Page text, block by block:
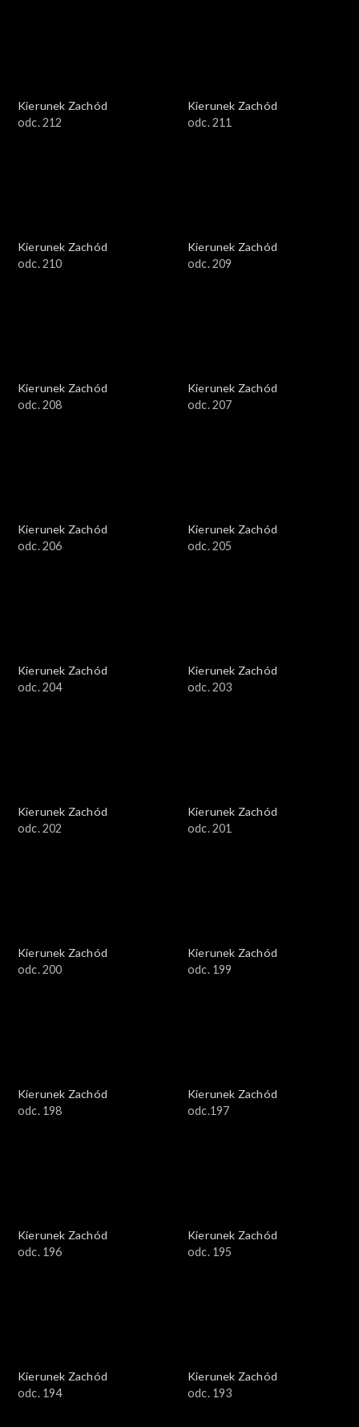
Kierunek Zachód
odc. 212
Kierunek Zachód
odc. 211
Kierunek Zachód
odc. 210
Kierunek Zachód
odc. 209
Kierunek Zachód
odc. 208
Kierunek Zachód
odc. 207
Kierunek Zachód
odc. 206
Kierunek Zachód
odc. 205
Kierunek Zachód
odc. 204
Kierunek Zachód
odc. 203
Kierunek Zachód
odc. 202
Kierunek Zachód
odc. 201
Kierunek Zachód
odc. 200
Kierunek Zachód
odc. 199
Kierunek Zachód
odc. 198
Kierunek Zachód
odc.197
Kierunek Zachód
odc. 196
Kierunek Zachód
odc. 195
Kierunek Zachód
odc. 194
Kierunek Zachód
odc. 193